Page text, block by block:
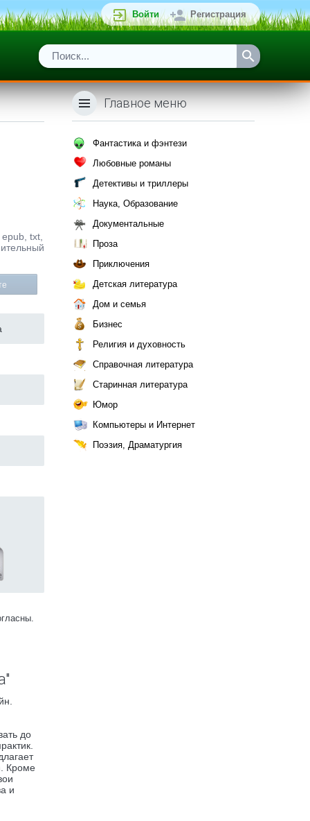
Войти Регистрация
txt,
до
Кроме
и
Главное меню
Фантастика и фэнтези
Любовные романы
Детективы и триллеры
Наука, Образование
Документальные
Проза
Приключения
Детская литература
Дом и семья
Бизнес
Религия и духовность
Справочная литература
Старинная литература
Юмор
Компьютеры и Интернет
Поэзия, Драматургия